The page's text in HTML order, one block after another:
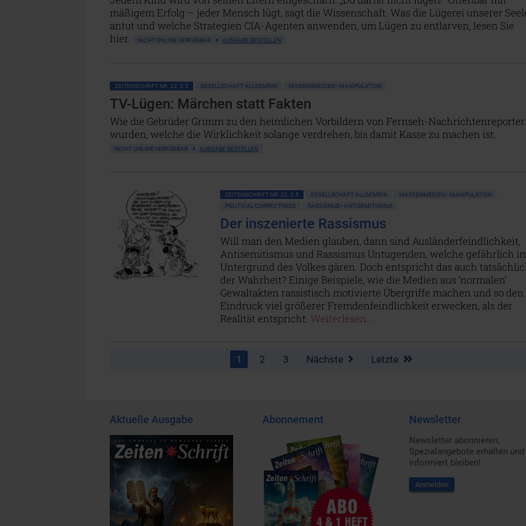
mäßigem Erfolg – jeder Mensch lügt, sagt die Wissenschaft. Was die Lügerei unserer
antut und welche Strategien CIA-Agenten anwenden, um Lügen zu entlarven, lesen Sie
hier.
NICHT ONLINE VERFÜGBAR AUSGABE BESTELLEN
ZEITENSCHRIFT NR. 22, S.3 GESELLSCHAFT ALLGEMEIN MASSENMEDIEN • MANIPULATION
TV-Lügen: Märchen statt Fakten
Wie die Gebrüder Grimm zu den heimlichen Vorbildern von Fernseh-
wurden, welche die Wirklichkeit solange verdrehen, bis damit Kasse zu machen ist.
NICHT ONLINE VERFÜGBAR AUSGABE BESTELLEN
ZEITENSCHRIFT NR. 22, S.5 GESELLSCHAFT ALLGEMEIN
MASSENMEDIEN • MANIPULATION
POLITICAL CORRECTNESS
RASSISMUS • ANTISEMITISMUS
Der inszenierte Rassismus
Will man den Medien glauben, dann sind Ausländerfeindlichkeit,
Antisemitismus und Rassismus Untugenden, welche gefährlich
Untergrund des Volkes gären. Doch entspricht das auch
der Wahrheit? Einige Beispiele, wie die Medien aus ‘normalen’
Gewaltakten rassistisch motivierte Übergriffe machen und so den
Eindruck viel größerer Fremdenfeindlichkeit erwecken, als der
Realität entspricht. Weiterlesen...
1 2 3 Nächste Letzte
Aktuelle Ausgabe Abonnement Newsletter
Newsletter abonnieren,
Spezialangebote erhalten und
informiert bleiben!
Anmelden